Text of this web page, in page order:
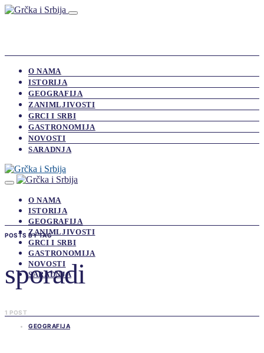
O NAMA
ISTORIJA
GEOGRAFIJA
ZANIMLJIVOSTI
GRCI I SRBI
GASTRONOMIJA
NOVOSTI
SARADNJA
O NAMA
ISTORIJA
GEOGRAFIJA
ZANIMLJIVOSTI
GRCI I SRBI
GASTRONOMIJA
NOVOSTI
SARADNJA
POSTS BY TAG
sporadi
1 POST
GEOGRAFIJA